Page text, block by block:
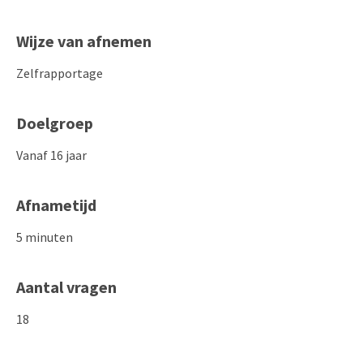
Wijze van afnemen
Zelfrapportage
Doelgroep
Vanaf 16 jaar
Afnametijd
5 minuten
Aantal vragen
18